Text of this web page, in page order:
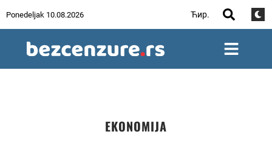
Ponedeljak 10.08.2026 Ћир.
EKONOMIJA